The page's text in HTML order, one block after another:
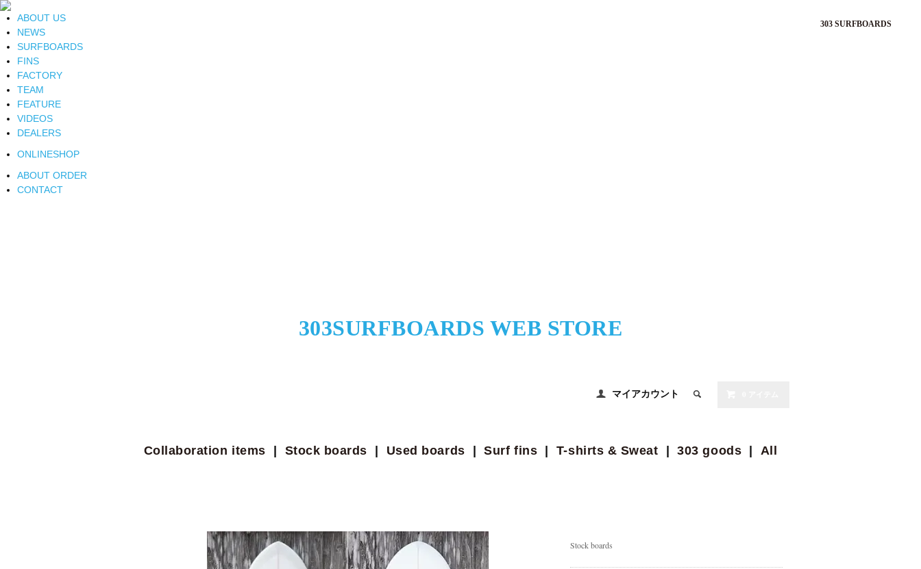
303 SURFBOARDS
ABOUT US
NEWS
SURFBOARDS
FINS
FACTORY
TEAM
FEATURE
VIDEOS
DEALERS
ONLINESHOP
ABOUT ORDER
CONTACT
303SURFBOARDS WEB STORE
マイアカウント
Collaboration items Stock boards Used boards |Surf fins T-shirts & Sweat |303 goods All
Stock boards